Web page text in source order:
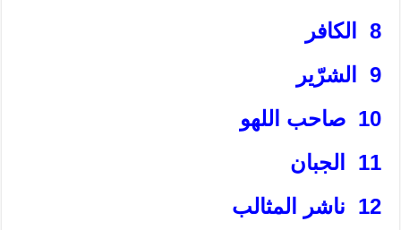
8 الكافر
9 الشرّير
10 صاحب اللهو
11 الجبان‏
12 ناشر المثالب‏